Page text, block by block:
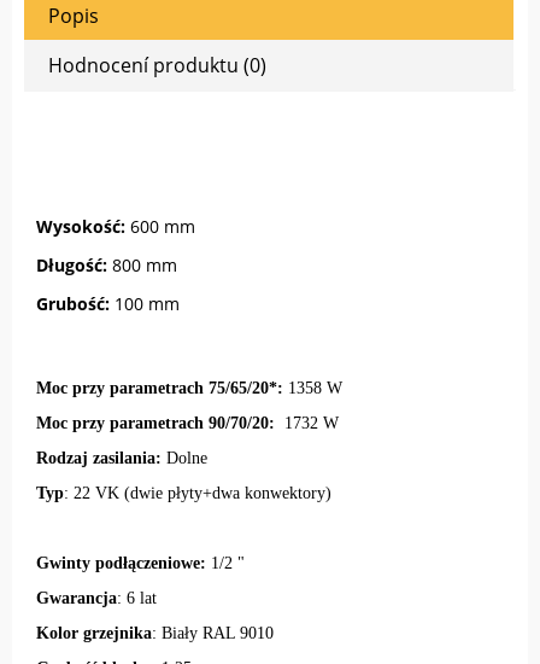
Popis
Hodnocení produktu (0)
Wysokość: 600 mm
Długość: 800 mm
Grubość: 100 mm
Moc przy parametrach 75/65/20*: 1358 W
Moc przy parametrach 90/70/20: 1732 W
Rodzaj zasilania: Dolne
Typ: 22 VK (dwie płyty+dwa konwektory)
Gwinty podłączeniowe: 1/2 "
Gwarancja: 6 lat
Kolor grzejnika: Biały RAL 9010